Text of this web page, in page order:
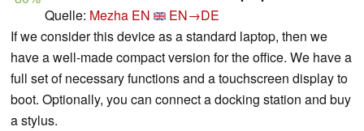
Quelle: Mezha EN
EN→DE
If we consider this device as a standard laptop, then we
have a well-made compact version for the office. We have a
full set of necessary functions and a touchscreen display to
boot. Optionally, you can connect a docking station and buy
a stylus.